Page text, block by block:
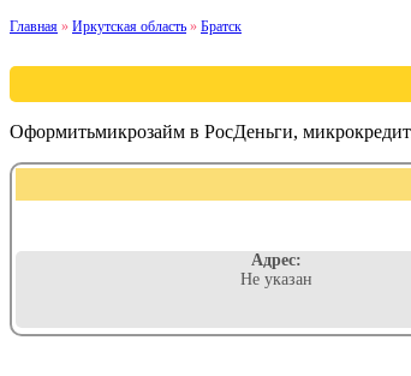
Главная » Иркутская область » Братск
Оформитьмикрозайм в РосДеньги,
Адрес:
Не указан